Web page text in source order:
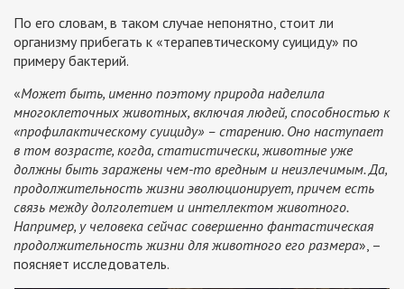
По его словам, в таком случае непонятно, стоит ли
организму прибегать к «терапевтическому суициду» по
примеру бактерий.
«Может быть, именно поэтому природа наделила
многоклеточных животных, включая людей, способностью к
«профилактическому суициду» – старению. Оно наступает
в том возрасте, когда, статистически, животные уже
должны быть заражены чем-то вредным и неизлечимым. Да,
продолжительность жизни эволюционирует, причем есть
связь между долголетием и интеллектом животного.
Например, у человека сейчас совершенно фантастическая
продолжительность жизни для животного его размера», –
поясняет исследователь.